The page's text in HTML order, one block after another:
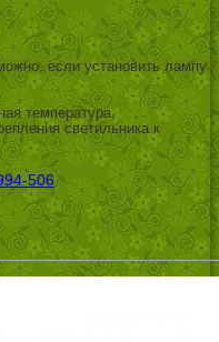
если установить лампу
температура,
светильника к